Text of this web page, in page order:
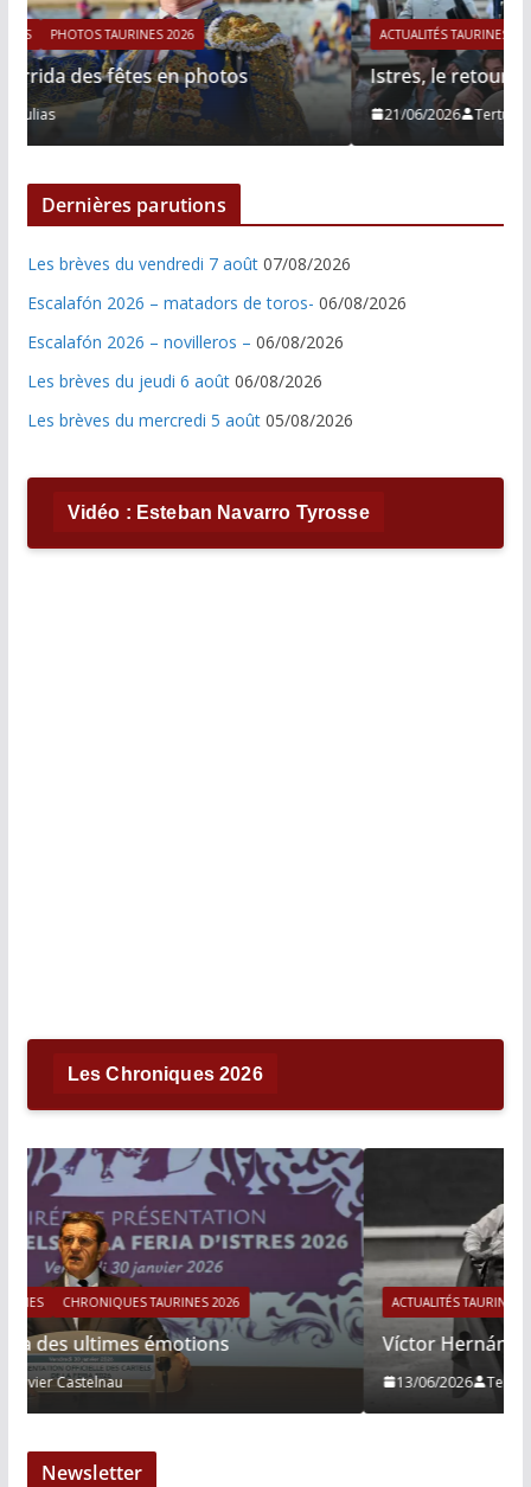
ACTUALITÉS TAURINES PHOTOS TAURINES 2026
Istres, le retour de Cesar Rincon en photos
21/06/2026 Tertulias
Dernières parutions
Les brèves du vendredi 7 août 07/08/2026
Escalafón 2026 – matadors de toros- 06/08/2026
Escalafón 2026 – novilleros – 06/08/2026
Les brèves du jeudi 6 août 06/08/2026
Les brèves du mercredi 5 août 05/08/2026
Vidéo : Esteban Navarro Tyrosse
Les Chroniques 2026
ACTUALITÉS TAURINES CHRONIQUES TAURINES 2026
Víctor Hernández : le courage immobile
13/06/2026
Newsletter